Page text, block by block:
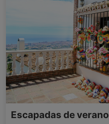
Escapadas de verano